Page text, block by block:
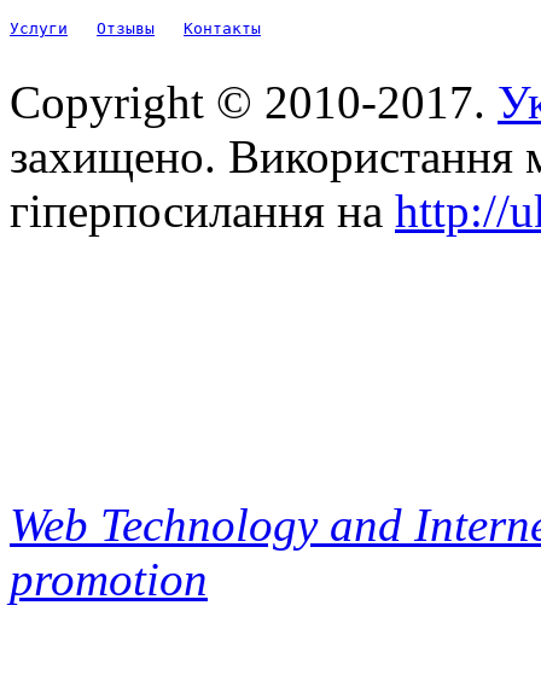
Услуги Отзывы Контакты
Copyright © 2010-2017.
захищено. Використання
гіперпосилання на http://
Web Technology and
promotion